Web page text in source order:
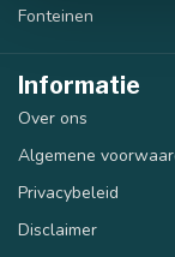
Fonteinen
Informatie
Over ons
Algemene
Privacybeleid
Disclaimer